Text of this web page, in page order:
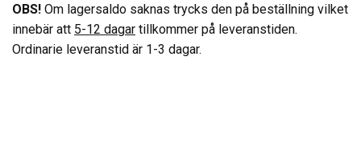
OBS! Om lagersaldo saknas trycks den på beställning vilket
innebär att 5-12 dagar tillkommer på leveranstiden.
Ordinarie leveranstid är 1-3 dagar.